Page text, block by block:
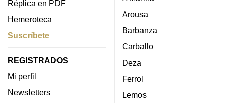
Réplica en PDF
Hemeroteca
Suscríbete
REGISTRADOS
Mi perfil
Newsletters
Arousa
Barbanza
Carballo
Deza
Ferrol
Lemos